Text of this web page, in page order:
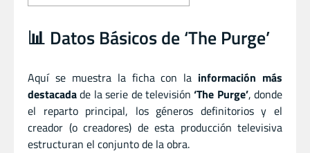
📊 Datos Básicos de ‘The Purge’
Aquí se muestra la ficha con la información más
destacadade la serie de televisión‘The Purge’, donde
el reparto principal, los géneros definitorios y el
creador (o creadores) de esta producción televisiva
estructuran el conjunto de la obra.